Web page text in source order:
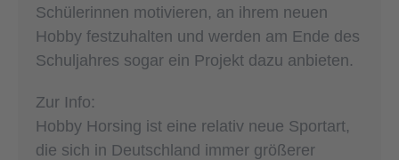
Schülerinnen motivieren, an ihrem neuen
Hobby festzuhalten und werden am Ende des
Schuljahres sogar ein Projekt dazu anbieten.
Zur Info:
Hobby Horsing ist eine relativ neue Sportart,
die sich in Deutschland immer größerer